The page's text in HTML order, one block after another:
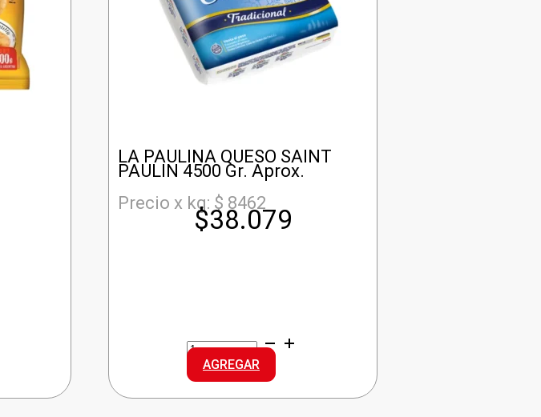
LA PAULINA QUESO SAINT
PAULIN 4500 Gr. Aprox.
Precio x kg: $ 8462
$38.079
LA
PAULINA
QUESO
SAINT
PAULIN
AGREGAR